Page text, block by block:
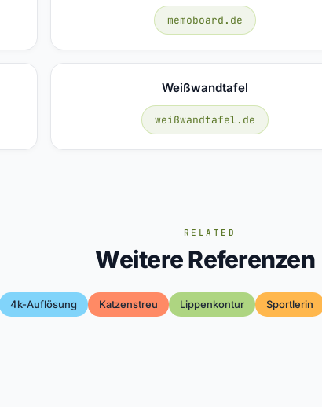
memoboard.de
Weißwandtafel
weißwandtafel.de
RELATED
Weitere Referenzen
4k-Auflösung Katzenstreu Lippenkontur Sportlerin